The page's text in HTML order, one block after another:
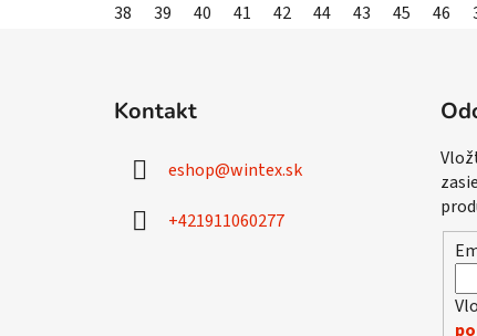
38 39 40 41 42 44 43 45 46
Kontakt
eshop@wintex.sk
+421911060277